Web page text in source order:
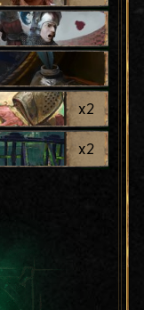
x2
x2